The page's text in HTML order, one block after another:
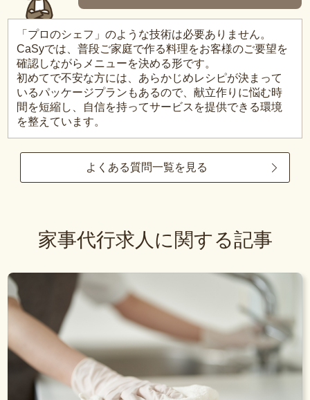
「プロのシェフ」のような技術は必要ありません。
CaSyでは、普段ご家庭で作る料理をお客様のご要望を
確認しながらメニューを決める形です。
初めてで不安な方には、あらかじめレシピが決まって
いるパッケージプランもあるので、献立作りに悩む時
間を短縮し、自信を持ってサービスを提供できる環境
を整えています。
よくある質問一覧を見る
家事代行求人に関する記事